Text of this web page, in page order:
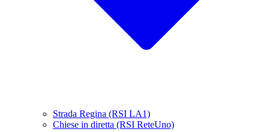
Strada Regina (RSI LA1)
Chiese in diretta (RSI ReteUno)